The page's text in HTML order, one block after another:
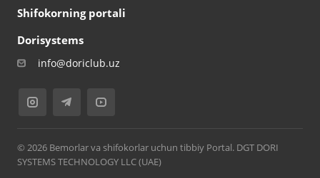
Shifokorning portali
Dorisystems
info@doriclub.uz
© 2026 Bemorlar va shifokorlar uchun tibbiy Portal. DGT DORI
SYSTEMS TECHNOLOGY LLC (UAE)